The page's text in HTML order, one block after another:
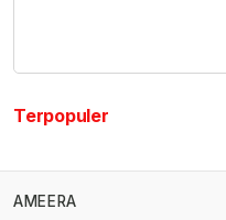
Terpopuler
AMEERA